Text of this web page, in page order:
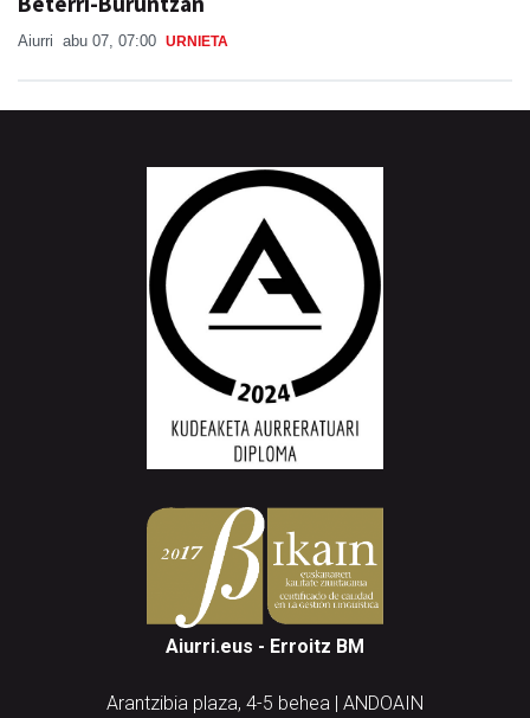
Aiurri.eus - Erroitz BM
Arantzibia plaza, 4-5 behea | ANDOAIN